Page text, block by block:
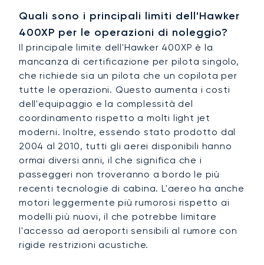
Quali sono i principali limiti dell'Hawker
400XP per le operazioni di noleggio?
Il principale limite dell'Hawker 400XP è la
mancanza di certificazione per pilota singolo,
che richiede sia un pilota che un copilota per
tutte le operazioni. Questo aumenta i costi
dell'equipaggio e la complessità del
coordinamento rispetto a molti light jet
moderni. Inoltre, essendo stato prodotto dal
2004 al 2010, tutti gli aerei disponibili hanno
ormai diversi anni, il che significa che i
passeggeri non troveranno a bordo le più
recenti tecnologie di cabina. L'aereo ha anche
motori leggermente più rumorosi rispetto ai
modelli più nuovi, il che potrebbe limitare
l'accesso ad aeroporti sensibili al rumore con
rigide restrizioni acustiche.